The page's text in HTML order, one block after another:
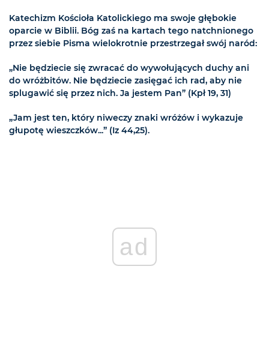
Katechizm Kościoła Katolickiego ma swoje głębokie
oparcie w Biblii. Bóg zaś na kartach tego natchnionego
przez siebie Pisma wielokrotnie przestrzegał swój naród:
„Nie będziecie się zwracać do wywołujących duchy ani
do wróżbitów. Nie będziecie zasięgać ich rad, aby nie
splugawić się przez nich. Ja jestem Pan” (Kpł 19, 31)
„Jam jest ten, który niweczy znaki wróżów i wykazuje
głupotę wieszczków...” (Iz 44,25).
ad